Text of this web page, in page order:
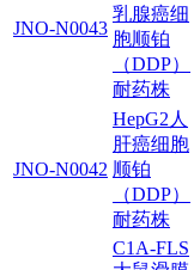
JNO-N0043
乳腺癌细
胞顺铂
（DDP）
耐药株
JNO-N0042
HepG2人
肝癌细胞
顺铂
（DDP）
耐药株
C1A-FLS